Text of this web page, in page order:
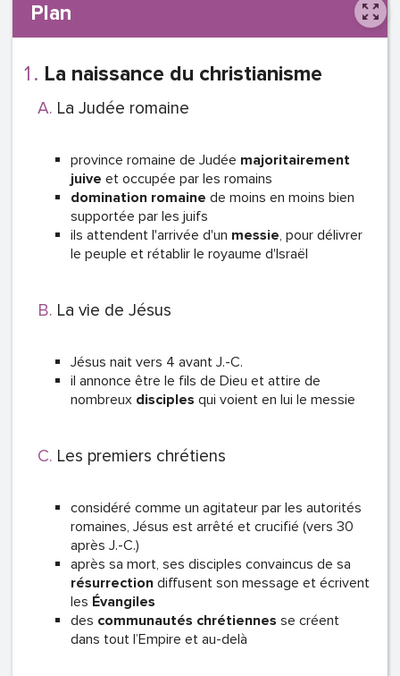
Plan
La naissance du christianisme
La Judée romaine
province romaine de Judée majoritairement
juive et occupée par les romains
domination romaine de moins en moins bien
supportée par les juifs
ils attendent l'arrivée d'un messie, pour délivrer
le peuple et rétablir le royaume d'Israël
La vie de Jésus
Jésus nait vers 4 avant J.-C.
il annonce être le fils de Dieu et attire de
nombreux disciples qui voient en lui le messie
Les premiers chrétiens
considéré comme un agitateur par les autorités
romaines, Jésus est arrêté et crucifié (vers 30
après J.-C.)
après sa mort, ses disciples convaincus de sa
résurrection diffusent son message et écrivent
les Évangiles
des communautés chrétiennes se créent
dans tout l’Empire et au-delà